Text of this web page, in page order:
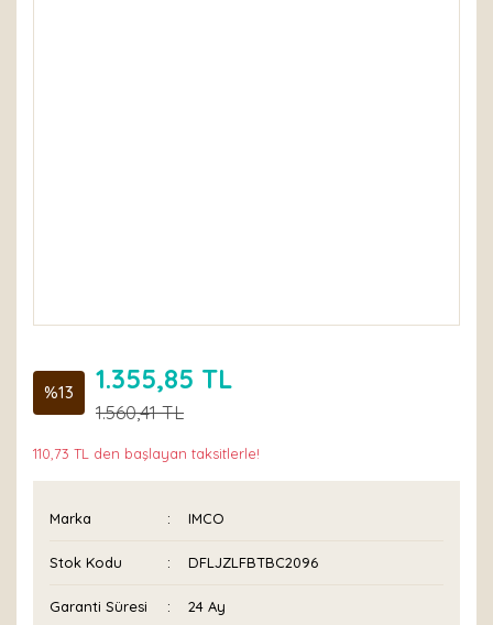
%13 1.355,85 TL
1.560,41 TL
110,73 TL den başlayan taksitlerle!
Marka IMCO
Stok Kodu DFLJZLFBTBC2096
Garanti Süresi 24 Ay